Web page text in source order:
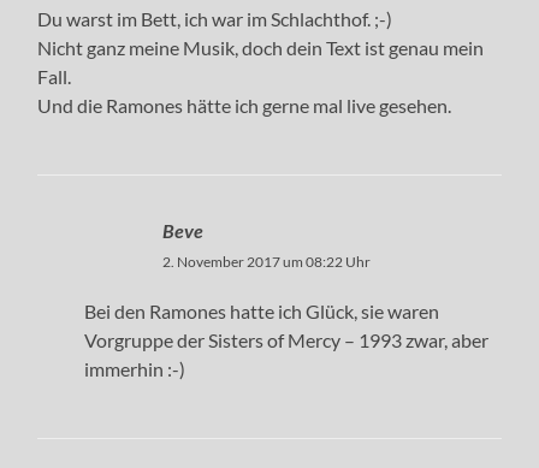
Du warst im Bett, ich war im Schlachthof. ;-)
Nicht ganz meine Musik, doch dein Text ist genau mein
Fall.
Und die Ramones hätte ich gerne mal live gesehen.
Beve
2. November 2017 um 08:22 Uhr
Bei den Ramones hatte ich Glück, sie waren
Vorgruppe der Sisters of Mercy – 1993 zwar, aber
immerhin :-)